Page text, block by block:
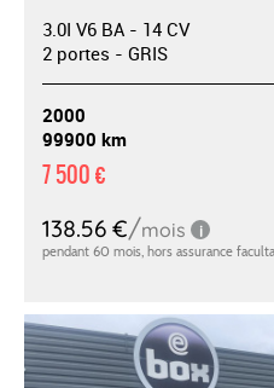
3.0I V6 BA - 14 CV
2 portes - GRIS
2000
99900 km
7 500 €